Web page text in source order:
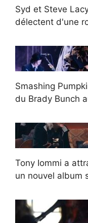
Syd et Steve
délectent d'une
Smashing
du Brady Bunch
Tony Iommi a
un nouvel album